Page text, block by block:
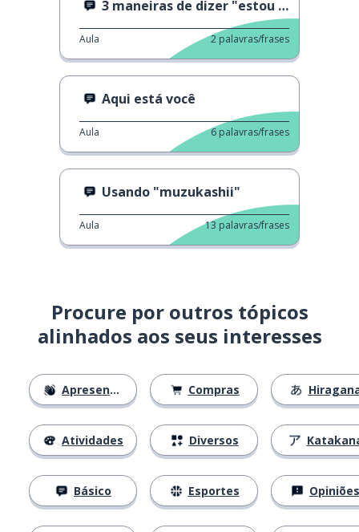
3 maneiras de dizer "estou com fome"
Aula 2 palavras/frases
Aqui está você
Aula 6 palavras/frases
Usando "muzukashii"
Aula 13 palavras/frases
Procure por outros tópicos
alinhados aos seus interesses
Apresentações
Atividades
Básico
Compras
Diversos
Esportes Opiniões